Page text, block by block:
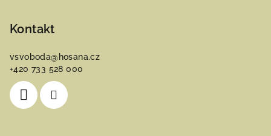
Kontakt
vsvoboda@ hosana.cz
+420 733 528 000